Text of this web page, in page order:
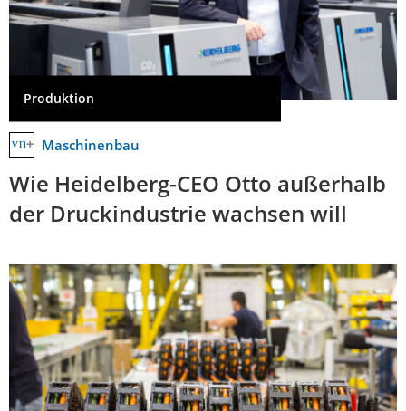
Produktion
Maschinenbau
Wie Heidelberg-CEO Otto außerhalb
der Druckindustrie wachsen will